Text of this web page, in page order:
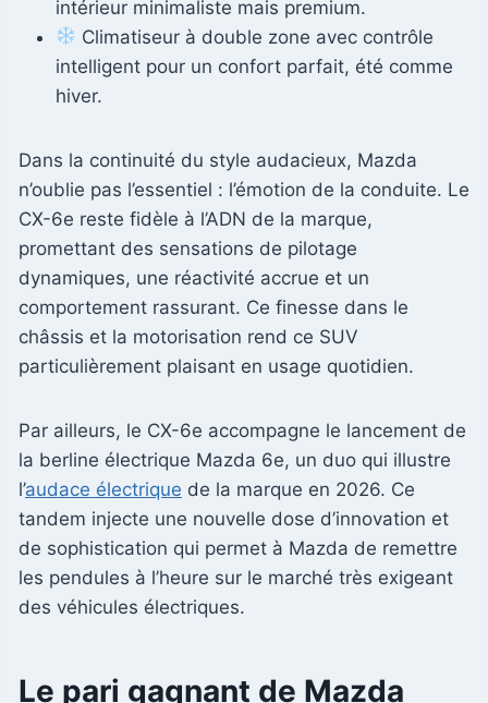
intérieur minimaliste mais premium.
Climatiseur à double zone avec contrôle
intelligent pour un confort parfait, été comme
hiver.
Dans la continuité du style audacieux, Mazda
n’oublie pas l’essentiel : l’émotion de la conduite. Le
CX-6e reste fidèle à l’ADN de la marque,
promettant des sensations de pilotage
dynamiques, une réactivité accrue et un
comportement rassurant. Ce finesse dans le
châssis et la motorisation rend ce SUV
particulièrement plaisant en usage quotidien.
Par ailleurs, le CX-6e accompagne le lancement de
la berline électrique Mazda 6e, un duo qui illustre
l’audace électrique de la marque en 2026. Ce
tandem injecte une nouvelle dose d’innovation et
de sophistication qui permet à Mazda de remettre
les pendules à l’heure sur le marché très exigeant
des véhicules électriques.
Le pari gagnant de Mazda